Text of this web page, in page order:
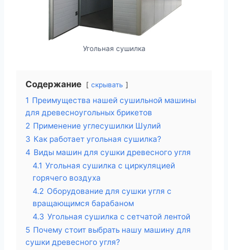
Угольная сушилка
Содержание скрывать
1 Преимущества нашей сушильной машины
для древесноугольных брикетов
2 Применение углесушилки Шулий
3 Как работает угольная сушилка?
4 Виды машин для сушки древесного угля
4.1 Угольная сушилка с циркуляцией
горячего воздуха
4.2 Оборудование для сушки угля с
вращающимся барабаном
4.3 Угольная сушилка с сетчатой ​​лентой
5 Почему стоит выбрать нашу машину для
сушки древесного угля?